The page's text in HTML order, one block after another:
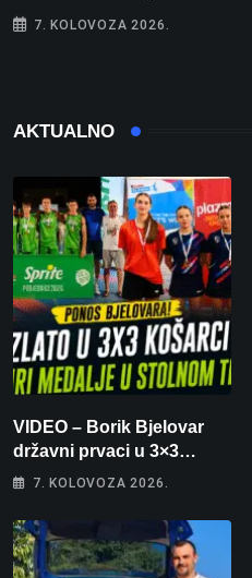
7. KOLOVOZA 2026.
AKTUALNO
VIDEO – Borik Bjelovar
državni prvaci u 3×3
košarci, Klara Končar je
stolnom tenisu!
7. KOLOVOZA 2026.